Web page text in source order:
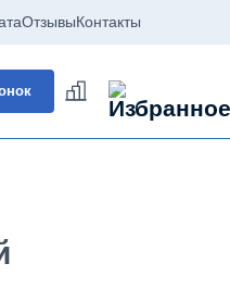
ОтзывыКонтакты